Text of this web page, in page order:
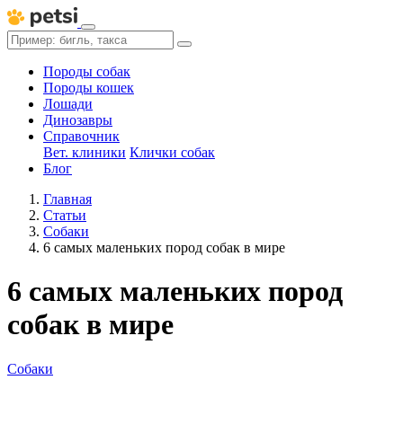
Породы собак
Породы кошек
Лошади
Динозавры
Справочник
Вет. клиники Клички собак
Блог
Главная
Статьи
Собаки
6 самых маленьких пород собак в мире
6 самых маленьких пород
собак в мире
Собаки